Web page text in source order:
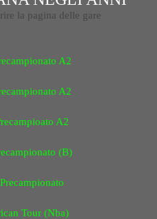
la pagina delle gare
A2
A2
A2
(B)
Tour (Nba)